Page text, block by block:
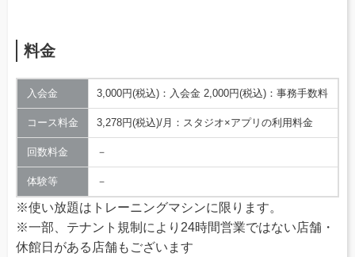
料金
入会金 3,000円(税込)：入会金 2,000円(税込)：事務手数料
コース料金 3,278円(税込)/月：スタジオ×アプリの利用料金
回数料金 －
体験等 －
※使い放題はトレーニングマシンに限ります。
※一部、テナント規制により24時間営業ではない店舗・
休館日がある店舗もございます